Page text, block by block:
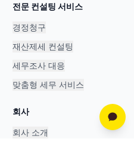
전문 컨설팅 서비스
경정청구
재산제세 컨설팅
세무조사 대응
맞춤형 세무 서비스
회사
회사 소개